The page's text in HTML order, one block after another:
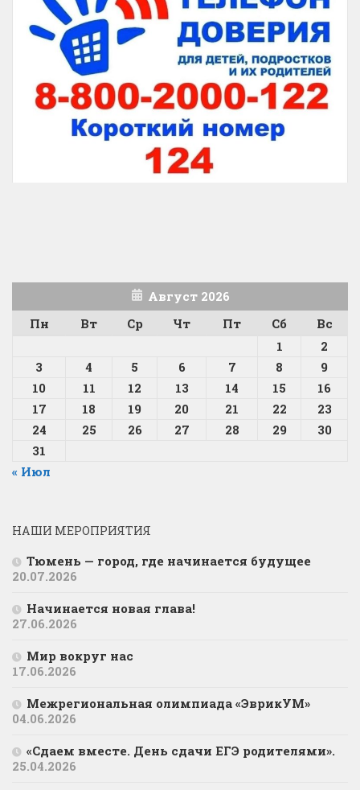
Август 2026
Пн
Вт Ср Чт Пт Сб
Вс
1
2
3
4 5 6 7 8
9
10
11 12 13 14 15
16
17
18 19 20 21 22
23
24
25 26 27 28 29
30
31
« Июл
НАШИ МЕРОПРИЯТИЯ
Тюмень — город, где начинается будущее
20.07.2026
Начинается новая глава!
27.06.2026
Мир вокруг нас
17.06.2026
Межрегиональная олимпиада «ЭврикУМ»
04.06.2026
«Сдаем вместе. День сдачи ЕГЭ родителями».
25.04.2026